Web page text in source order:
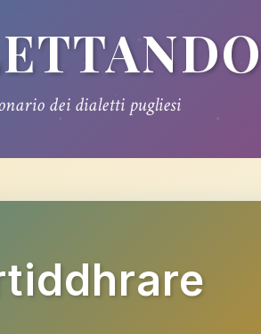
dei dialetti pugliesi